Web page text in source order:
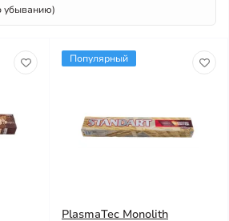
Популярный
PlasmaTec Monolith